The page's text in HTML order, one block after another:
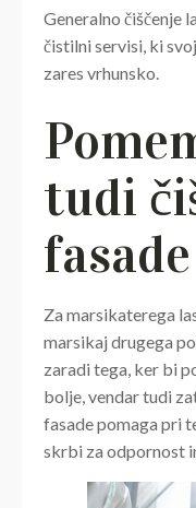
Generalno čiščenje
čistilni servisi, ki
zares vrhunsko.
tudi
fasade
Za marsikaterega
marsikaj drugega
zaradi tega, ker bi
bolje, vendar tudi
fasade pomaga pri
skrbi za odpornost